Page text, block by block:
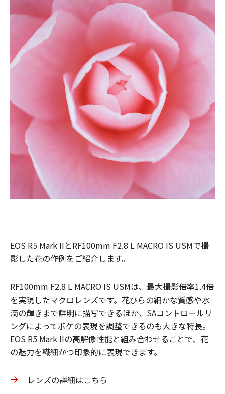
EOS R5 Mark IIとRF100mm F2.8 L MACRO IS USMで撮
影した花の作例をご紹介します。
RF100mm F2.8 L MACRO IS USMは、最大撮影倍率1.4倍
を実現したマクロレンズです。花びらの細かな質感や水
滴の輝きまで鮮明に描写できるほか、SAコントロールリ
ングによってボケの表現を調整できるのも大きな特長。
EOS R5 Mark IIの高解像性能と組み合わせることで、花
の魅力を繊細かつ印象的に表現できます。
レンズの詳細はこちら